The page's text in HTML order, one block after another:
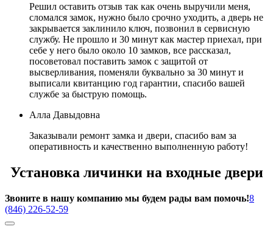
Решил оставить отзыв так как очень выручили меня,
сломался замок, нужно было срочно уходить, а дверь не
закрывается заклинило ключ, позвонил в сервисную
службу. Не прошло и 30 минут как мастер приехал, при
себе у него было около 10 замков, все рассказал,
посоветовал поставить замок с защитой от
высверливания, поменяли буквально за 30 минут и
выписали квитанцию год гарантии, спасибо вашей
службе за быструю помощь.
Алла Давыдовна
Заказывали ремонт замка и двери, спасибо вам за
оперативность и качественно выполненную работу!
Установка личинки на входные двери
Звоните в нашу компанию мы будем рады вам помочь!8
(846) 226-52-59